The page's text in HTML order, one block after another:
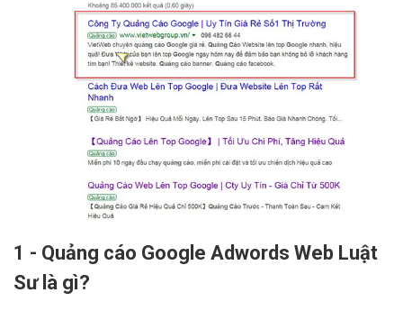
1 - Quảng cáo Google Adwords Web Luật
Sư là gì?